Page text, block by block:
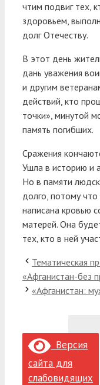
чтим подвиг тех,
здоровьем,
долг Отечеству.
В этот день
дань уважения
и другим
действий, кто
точки», минутой
память погибших.
Сражения
Ушла в историю и
Но в памяти
долго, потому что
написана кровью
матерей. Она
тех, кто в ней
Тематическая
«Афганистан-без
«Афганистан:
Версия
сайта для
слабовидящих